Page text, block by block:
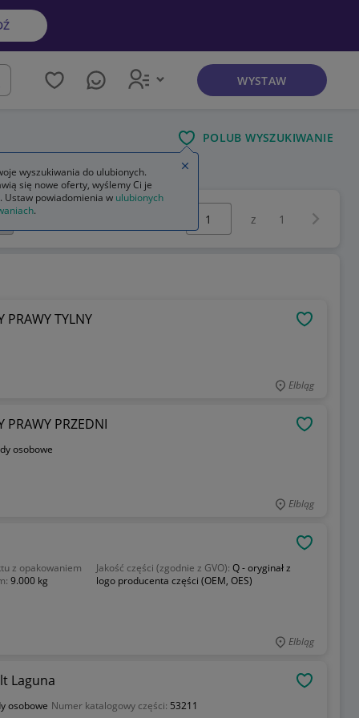
WYSTAW
POLUB WYSZUKIWANIE
z 1
TYLNY
Elbląg
PRZEDNI
osobowe
Elbląg
z opakowaniem
9.000 kg
Jakość części (zgodnie z GVO): Q - oryginał z
logo producenta części (OEM, OES)
Elbląg
Laguna
osobowe Numer katalogowy części: 53211
wyszukiwania do ulubionych.
się nowe oferty, wyślemy Ci je
Ustaw powiadomienia w ulubionych
.
Zamknij wskazówkę